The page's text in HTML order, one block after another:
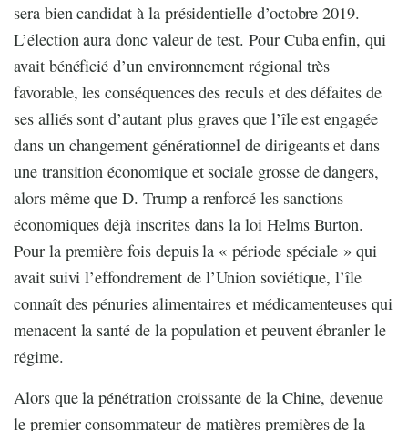
sera bien candidat à la présidentielle d’octobre 2019.
L’élection aura donc valeur de test. Pour Cuba enfin, qui
avait bénéficié d’un environnement régional très
favorable, les conséquences des reculs et des défaites de
ses alliés sont d’autant plus graves que l’île est engagée
dans un changement générationnel de dirigeants et dans
une transition économique et sociale grosse de dangers,
alors même que D. Trump a renforcé les sanctions
économiques déjà inscrites dans la loi Helms Burton.
Pour la première fois depuis la « période spéciale » qui
avait suivi l’effondrement de l’Union soviétique, l’île
connaît des pénuries alimentaires et médicamenteuses qui
menacent la santé de la population et peuvent ébranler le
régime.
Alors que la pénétration croissante de la Chine, devenue
le premier consommateur de matières premières de la